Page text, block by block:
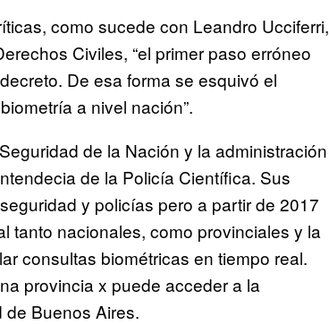
como sucede con Leandro Ucciferri,
Civiles, “el primer paso erróneo
De esa forma se esquivó el
a nivel nación”.
de la Nación y la administración
de la Policía Científica. Sus
y policías pero a partir de 2017
tanto nacionales, como provinciales y la
consultas biométricas en tiempo real.
provincia x puede acceder a la
Buenos Aires.